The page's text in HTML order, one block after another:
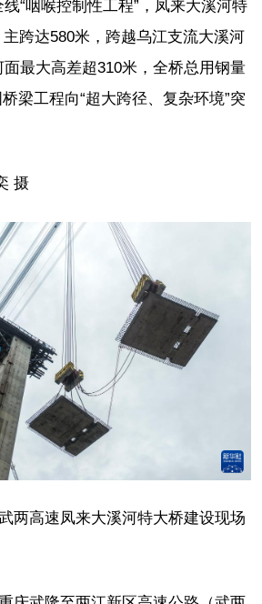
“咽喉控制性工程”，凤来大溪河特
跨达580米，跨越乌江支流大溪河
最大高差超310米，全桥总用钢量
梁工程向“超大跨径、复杂环境”突
摄
两高速凤来大溪河特大桥建设现场